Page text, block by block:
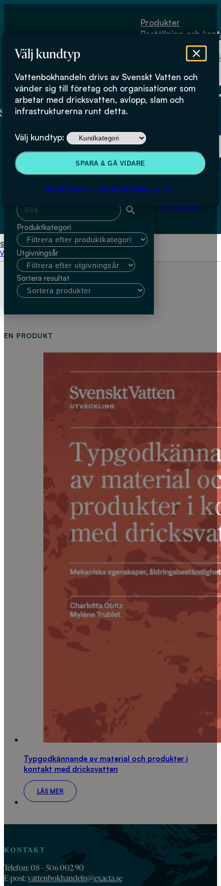
Välj kundtyp
Vattenbokhandeln drivs av Svenskt Vatten och
vänder sig till företag och organisationer som
arbetar med dricksvatten, avlopp, slam och
infrastrukturerna runt detta.
Välj kundtyp:
SPARA & GÅ VIDARE
Mer information om kundkategorierna
Produkter
Beställning och
Fysiskt lager
Beställning och kontakt
Om
Köpvillkor
Fysiskt lager
Start Typgodkännande
Välj kundtyp
Typgodkännande
Sök & filtrera
Sök med fritext
Produktkategori
Utgivningsår
Sortera resultat
EN PRODUKT
Typgodkännande av material och produkter i
kontakt med dricksvatten
LÄS MER
KONTAKT
Telefon: 08 – 506 002 90
E-post:vattenbokhandeln@exacta.se